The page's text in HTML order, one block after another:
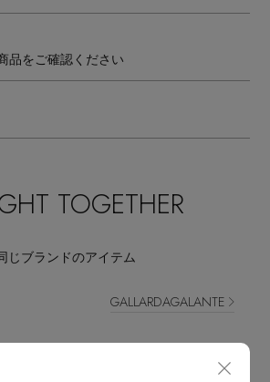
品をご確認ください
TOGETHER
じブランドのアイテム
GALLARDAGALANTE